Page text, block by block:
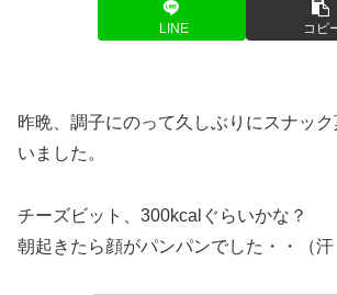
LINE コピ
昨晩、調子にのって久しぶりにスナッ
いました。
チーズビット、300kcalぐらいかな？
朝起きたら顔がパンパンでした・・（汗